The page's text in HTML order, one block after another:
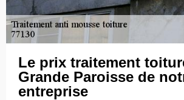
Le prix traitement
Grande Paroisse de
entreprise